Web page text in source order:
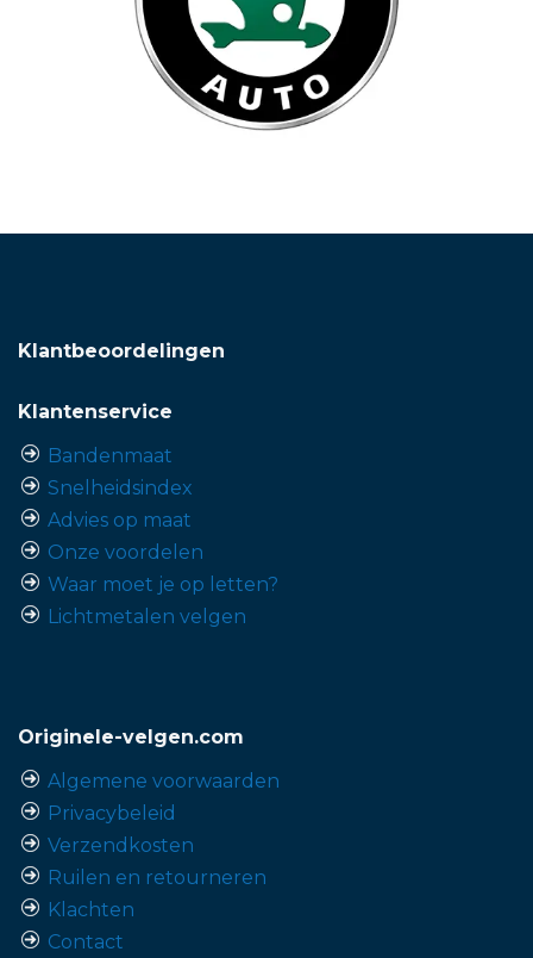
Klantbeoordelingen
Klantenservice
Bandenmaat
Snelheidsindex
Advies op maat
Onze voordelen
Waar moet je op letten?
Lichtmetalen velgen
Originele-velgen.com
Algemene voorwaarden
Privacybeleid
Verzendkosten
Ruilen en retourneren
Klachten
Contact